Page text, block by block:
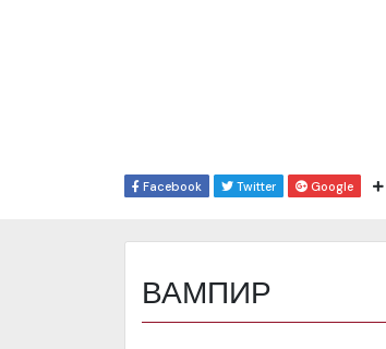
Facebook Twitter Google
ВАМПИР